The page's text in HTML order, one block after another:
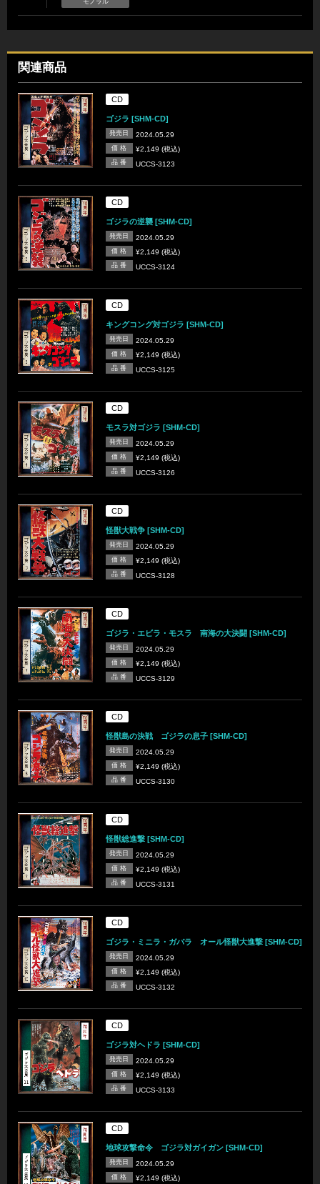
モノラル
関連商品
CD
ゴジラ [SHM-CD]
発売日 2024.05.29
価 格 ¥2,149 (税込)
品 番 UCCS-3123
CD
ゴジラの逆襲 [SHM-CD]
発売日 2024.05.29
価 格 ¥2,149 (税込)
品 番 UCCS-3124
CD
キングコング対ゴジラ [SHM-CD]
発売日 2024.05.29
価 格 ¥2,149 (税込)
品 番 UCCS-3125
CD
モスラ対ゴジラ [SHM-CD]
発売日 2024.05.29
価 格 ¥2,149 (税込)
品 番 UCCS-3126
CD
怪獣大戦争 [SHM-CD]
発売日 2024.05.29
価 格 ¥2,149 (税込)
品 番 UCCS-3128
CD
ゴジラ・エビラ・モスラ 南海の大決闘 [SHM-CD]
発売日 2024.05.29
価 格 ¥2,149 (税込)
品 番 UCCS-3129
CD
怪獣島の決戦 ゴジラの息子 [SHM-CD]
発売日 2024.05.29
価 格 ¥2,149 (税込)
品 番 UCCS-3130
CD
怪獣総進撃 [SHM-CD]
発売日 2024.05.29
価 格 ¥2,149 (税込)
品 番 UCCS-3131
CD
ゴジラ・ミニラ・ガバラ オール怪獣大進撃 [SHM-CD]
発売日 2024.05.29
価 格 ¥2,149 (税込)
品 番 UCCS-3132
CD
ゴジラ対ヘドラ [SHM-CD]
発売日 2024.05.29
価 格 ¥2,149 (税込)
品 番 UCCS-3133
CD
地球攻撃命令 ゴジラ対ガイガン [SHM-CD]
発売日 2024.05.29
価 格 ¥2,149 (税込)